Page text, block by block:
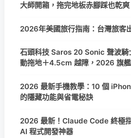
大師開箱，拖完地板赤腳踩也乾爽
2026年美國旅行指南：台灣旅客
石頭科技 Saros 20 Sonic 聲波騎
動拖地＋4.5cm 越障，2026 旗
2026 最新手機教學：10 個
的隱藏功能與省電秘訣
2026 最新！Claude Code 終極
AI 程式開發神器